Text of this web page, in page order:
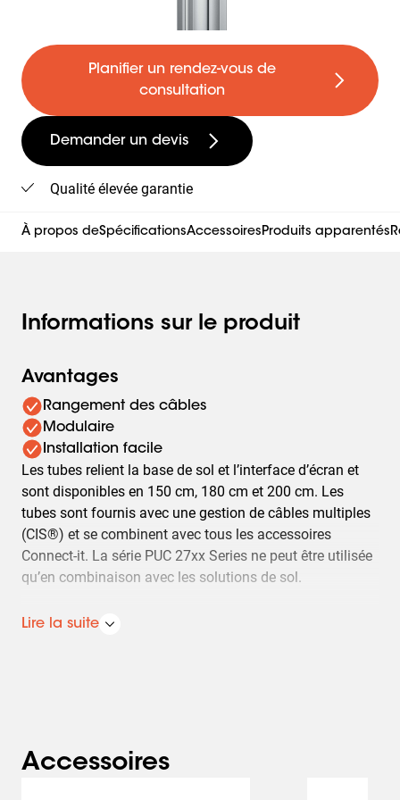
Planifier un rendez-vous de
consultation
Demander un devis
Qualité élevée garantie
À propos deSpécificationsAccessoiresProduits apparentés
Informations sur le produit
Avantages
Rangement des câbles
Modulaire
Installation facile
Les tubes relient la base de sol et l’interface d’écran et
sont disponibles en 150 cm, 180 cm et 200 cm. Les
tubes sont fournis avec une gestion de câbles multiples
(CIS®) et se combinent avec tous les accessoires
Connect-it. La série PUC 27xx Series ne peut être utilisée
qu’en combinaison avec les solutions de sol.
Les solutions pour sol Connect-it de Vogel’s (socles et
encore d'une installation pour vidéoconférence mobile,
Lire la suite
Accessoires